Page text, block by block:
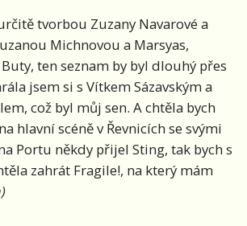
tvorbou Zuzany Navarové a
Michnovou a Marsyas,
ten seznam by byl dlouhý přes
jsem si s Vítkem Sázavským a
což byl můj sen. A chtěla bych
hlavní scéně v Řevnicích se svými
Portu někdy přijel Sting, tak bych s
zahrát Fragile!, na který mám